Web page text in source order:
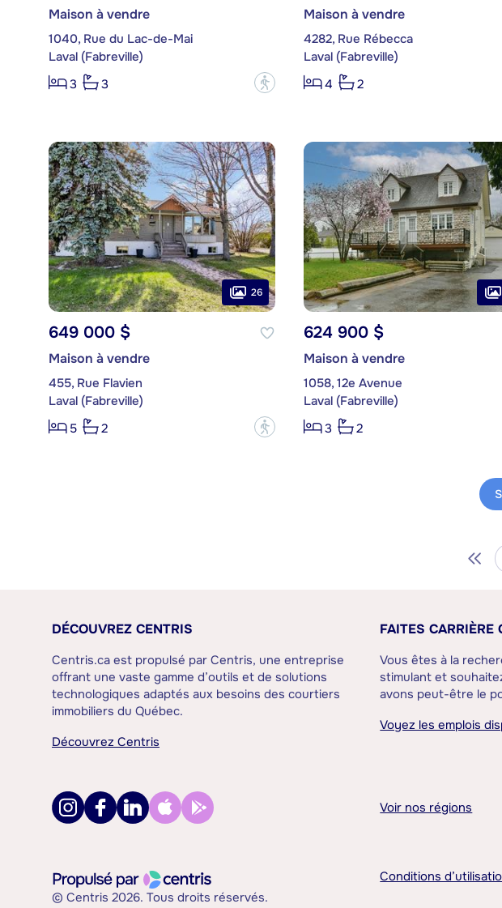
Maison à vendre
1040, Rue du Lac-de-Mai
Laval (Fabreville)
3
3 ?
Maison à vendre
4282, Rue Rébecca
Laval (Fabreville)
4
2
26
649 000 $
Maison à vendre
455, Rue Flavien
Laval (Fabreville)
5
2 ?
624 900 $
Maison à vendre
1058, 12e Avenue
Laval (Fabreville)
3
2
DÉCOUVREZ CENTRIS
Centris.ca est propulsé par Centris, une entreprise
offrant une vaste gamme d’outils et de solutions
technologiques adaptés aux besoins des courtiers
immobiliers du Québec.
Découvrez Centris
FAITES CARRIÈRE
Vous êtes à la
stimulant et
avons peut-être le
Voyez les emplois
Voir nos régions
© Centris 2026. Tous droits réservés.
Conditions